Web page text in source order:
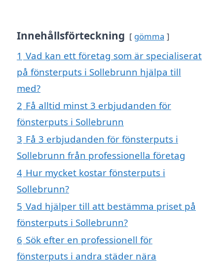
Innehållsförteckning gömma
1 Vad kan ett företag som är specialiserat
på fönsterputs i Sollebrunn hjälpa till
med?
2 Få alltid minst 3 erbjudanden för
fönsterputs i Sollebrunn
3 Få 3 erbjudanden för fönsterputs i
Sollebrunn från professionella företag
4 Hur mycket kostar fönsterputs i
Sollebrunn?
5 Vad hjälper till att bestämma priset på
fönsterputs i Sollebrunn?
6 Sök efter en professionell för
fönsterputs i andra städer nära